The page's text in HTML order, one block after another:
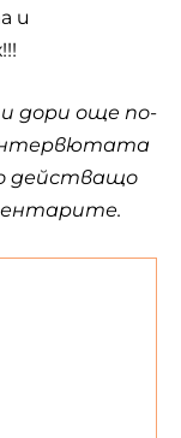
и
дори още по-
действащо